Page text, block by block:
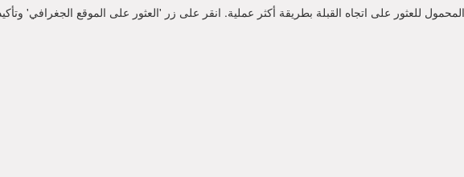
للعثور على اتجاه القبلة بطريقة أكثر عملية. انقر على زر 'العثور على الموقع الجغرافي'